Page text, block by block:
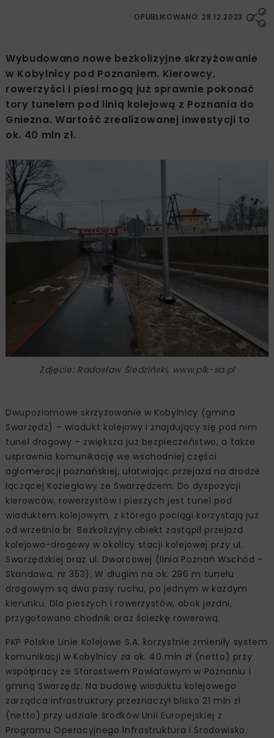
OPUBLIKOWANO: 28.12.2023
Wybudowano nowe bezkolizyjne skrzyżowanie
w Kobylnicy pod Poznaniem. Kierowcy,
rowerzyści i piesi mogą już sprawnie pokonać
tory tunelem pod linią kolejową z Poznania do
Gniezna. Wartość zrealizowanej inwestycji to
ok. 40 mln zł.
Zdjęcie: Radosław Śledziński, www.plk-sa.pl
Dwupoziomowe skrzyżowanie w Kobylnicy (gmina
Swarzędz) – wiadukt kolejowy i znajdujący się pod nim
tunel drogowy – zwiększa już bezpieczeństwo, a także
usprawnia komunikację we wschodniej części
aglomeracji poznańskiej, ułatwiając przejazd na drodze
łączącej Koziegłowy ze Swarzędzem. Do dyspozycji
kierowców, rowerzystów i pieszych jest tunel pod
wiaduktem kolejowym, z którego pociągi korzystają już
od września br. Bezkolizyjny obiekt zastąpił przejazd
kolejowo-drogowy w okolicy stacji kolejowej przy ul.
Swarzędzkiej oraz ul. Dworcowej (linia Poznań Wschód –
Skandawa, nr 353). W długim na ok. 296 m tunelu
drogowym są dwa pasy ruchu, po jednym w każdym
kierunku. Dla pieszych i rowerzystów, obok jezdni,
przygotowano chodnik oraz ścieżkę rowerową.
PKP Polskie Linie Kolejowe S.A. korzystnie zmieniły system
komunikacji w Kobylnicy za ok. 40 mln zł (netto) przy
współpracy ze Starostwem Powiatowym w Poznaniu i
gminą Swarzędz. Na budowę wiaduktu kolejowego
zarządca infrastruktury przeznaczył blisko 21 mln zł
(netto) przy udziale środków Unii Europejskiej z
Programu Operacyjnego Infrastruktura i Środowisko.